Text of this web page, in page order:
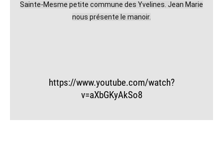
Sainte-Mesme petite commune des Yvelines. Jean Marie
nous présente le manoir.
https://www.youtube.com/watch?
v=aXbGKyAkSo8